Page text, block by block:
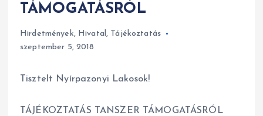
TÁMOGATÁSRÓL
Hirdetmények, Hivatal , Tájékoztatás
szeptember 5, 2018
Tisztelt Nyírpazonyi Lakosok!
TÁJÉKOZTATÁS TANSZER TÁMOGATÁSRÓL